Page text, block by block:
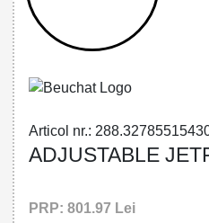
32785515430 -
BLACK
Articol nr.:
ADJUSTABLE
PRP: 801.97 Lei